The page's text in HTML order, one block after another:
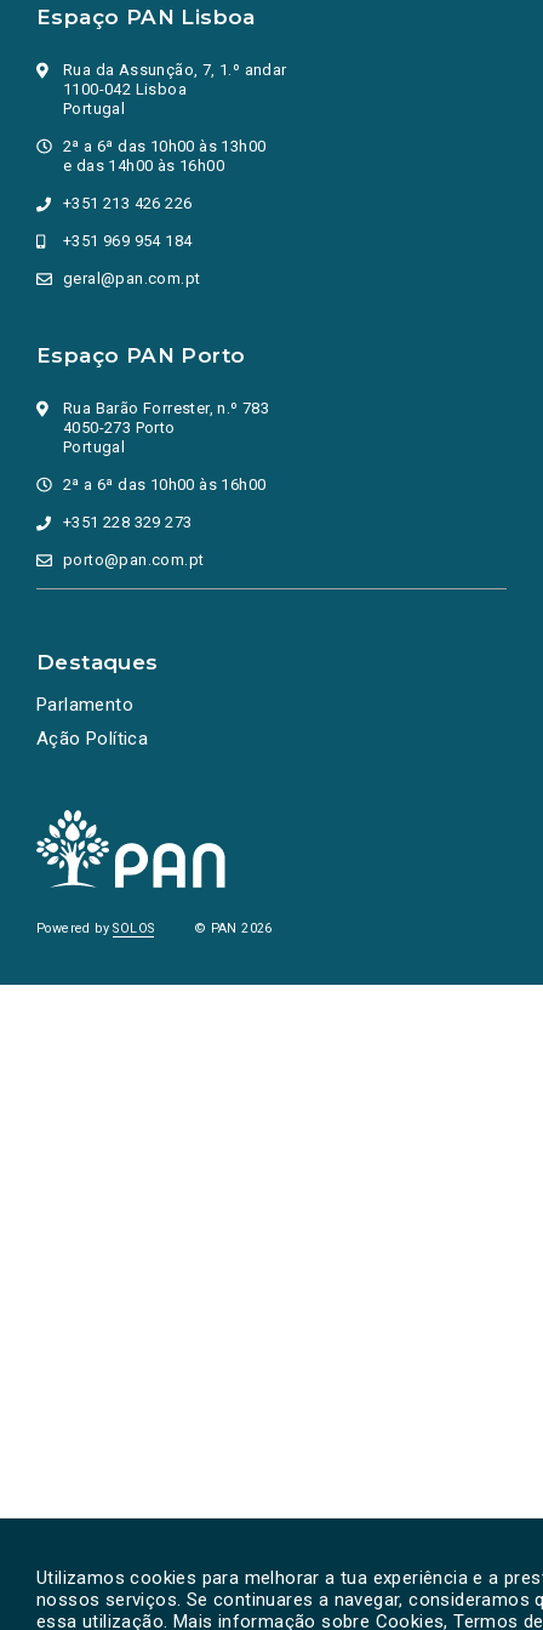
Utilizamos cookies para melhorar a tua experiência e a
nossos serviços. Se continuares a navegar, consideramos
essa utilização. Mais informação sobre Cookies, Termos
Espaço PAN Lisboa
Rua da Assunção, 7, 1.º andar
1100-042 Lisboa
Portugal
2ª a 6ª das 10h00 às 13h00
e das 14h00 às 16h00
+351 213 426 226
+351 969 954 184
geral@pan.com.pt
Espaço PAN Porto
Rua Barão Forrester, n.º 783
4050-273 Porto
Portugal
2ª a 6ª das 10h00 às 16h00
+351 228 329 273
porto@pan.com.pt
Destaques
Parlamento
Ação Política
Powered bySOLOS © PAN 2026